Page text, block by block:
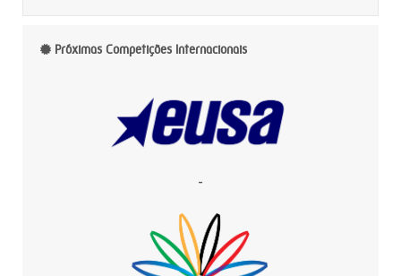
Próximas Competições Internacionais
-